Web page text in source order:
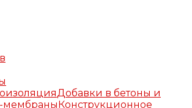
Добавки в бетоны и
мембраны Конструкционное